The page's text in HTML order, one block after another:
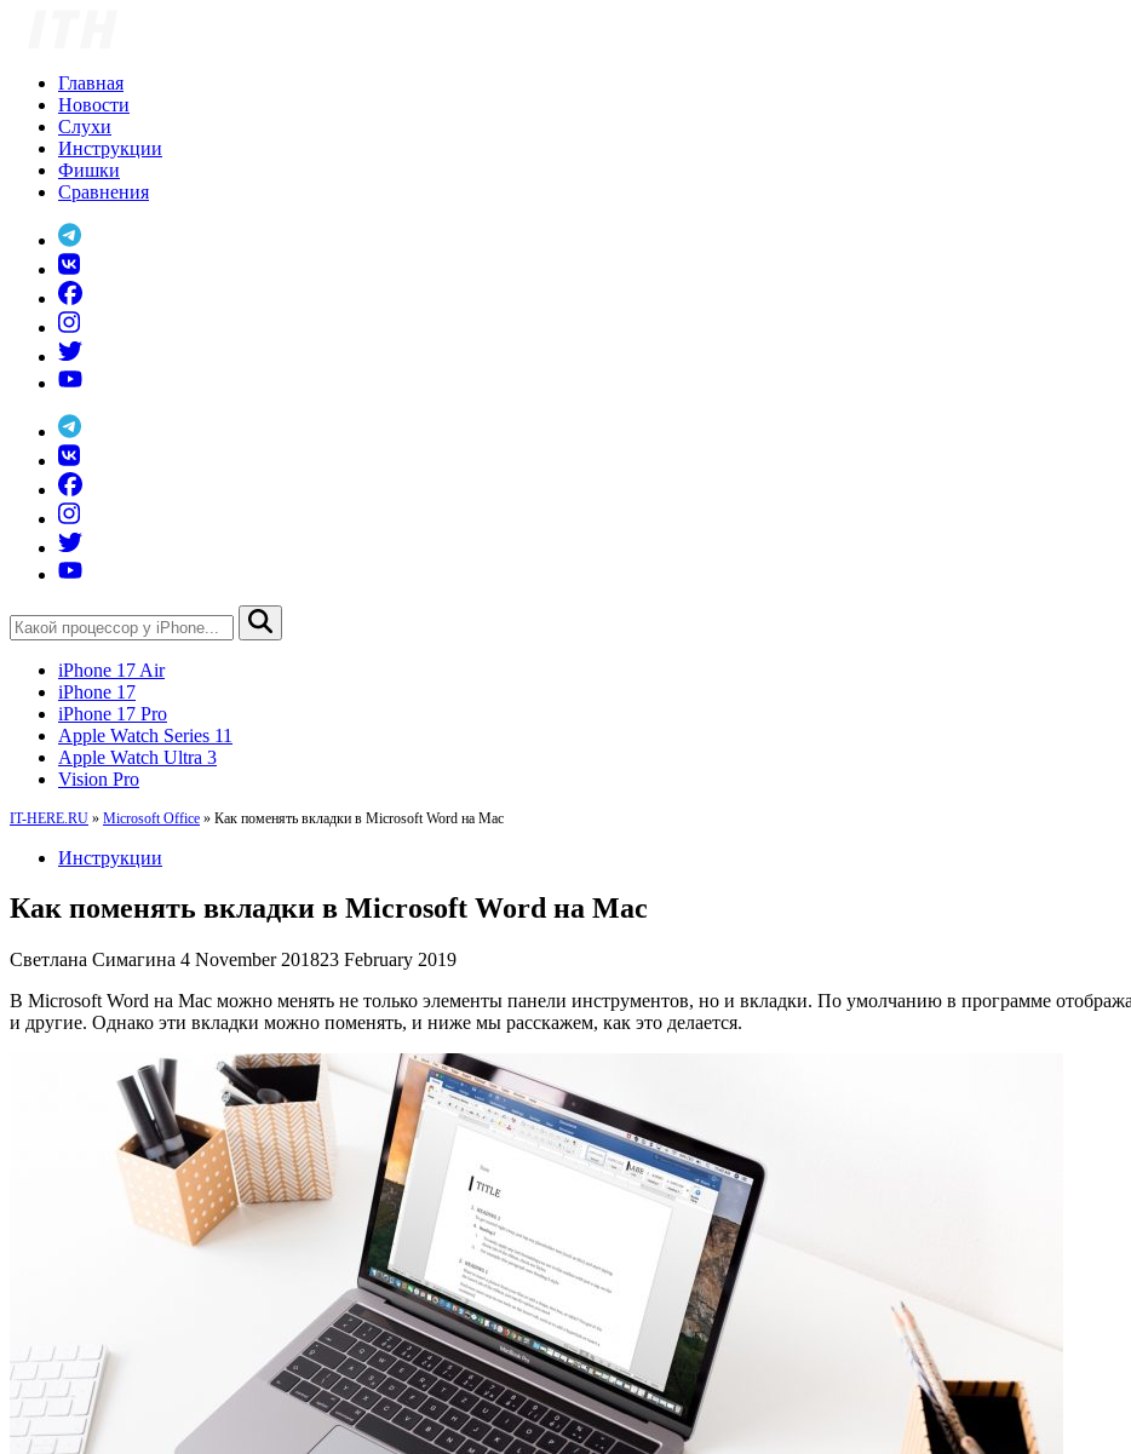
Главная
Новости
Слухи
Инструкции
Фишки
Сравнения
iPhone 17 Air
iPhone 17
iPhone 17 Pro
Apple Watch Series 11
Apple Watch Ultra 3
Vision Pro
IT-HERE.RU » Microsoft Office » Как поменять вкладки в Microsoft Word на Mac
Инструкции
Как поменять вкладки в Microsoft Word на Mac
Светлана Симагина 4 November 201823 February 2019
В Microsoft Word на Mac можно менять не только элементы панели инструментов, но и вкладки. По умолчанию в программе
и другие. Однако эти вкладки можно поменять, и ниже мы расскажем, как это делается.